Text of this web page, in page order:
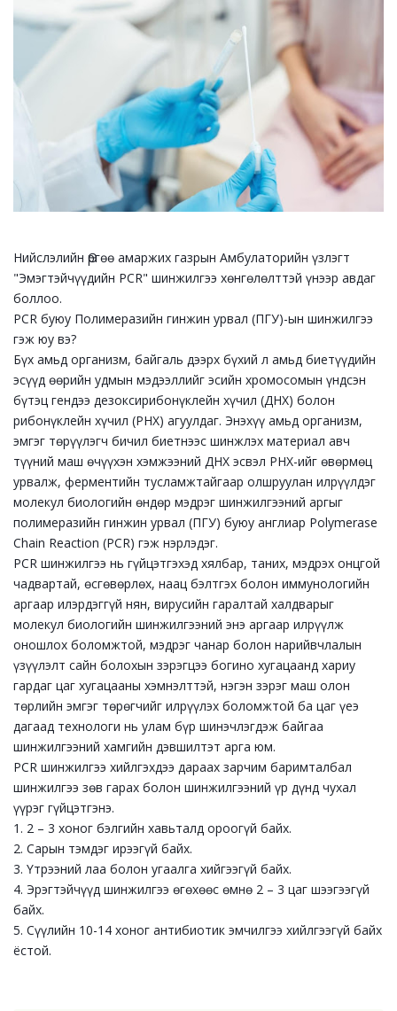
Нийслэлийн Өргөө амаржих газрын Амбулаторийн үзлэгт
"Эмэгтэйчүүдийн PCR" шинжилгээ хөнгөлөлттэй үнээр авдаг
боллоо.
PCR буюу Полимеразийн гинжин урвал (ПГУ)-ын шинжилгээ
гэж юу вэ?
Бүх амьд организм, байгаль дээрх бүхий л амьд биетүүдийн
эсүүд өөрийн удмын мэдээллийг эсийн хромосомын үндсэн
бүтэц гендээ дезоксирибонүклейн хүчил (ДНХ) болон
рибонүклейн хүчил (РНХ) агуулдаг. Энэхүү амьд организм,
эмгэг төрүүлэгч бичил биетнээс шинжлэх материал авч
түүний маш өчүүхэн хэмжээний ДНХ эсвэл РНХ-ийг өвөрмөц
урвалж, ферментийн тусламжтайгаар олшруулан илрүүлдэг
молекул биологийн өндөр мэдрэг шинжилгээний аргыг
полимеразийн гинжин урвал (ПГУ) буюу англиар Polymerase
Chain Reaction (PCR) гэж нэрлэдэг.
PCR шинжилгээ нь гүйцэтгэхэд хялбар, таних, мэдрэх онцгой
чадвартай, өсгөвөрлөх, наац бэлтгэх болон иммунологийн
аргаар илэрдэггүй нян, вирусийн гаралтай халдварыг
молекул биологийн шинжилгээний энэ аргаар илрүүлж
оношлох боломжтой, мэдрэг чанар болон нарийвчлалын
үзүүлэлт сайн болохын зэрэгцээ богино хугацаанд хариу
гардаг цаг хугацааны хэмнэлттэй, нэгэн зэрэг маш олон
төрлийн эмгэг төрөгчийг илрүүлэх боломжтой ба цаг үеэ
дагаад технологи нь улам бүр шинэчлэгдэж байгаа
шинжилгээний хамгийн дэвшилтэт арга юм.
PCR шинжилгээ хийлгэхдээ дараах зарчим баримталбал
шинжилгээ зөв гарах болон шинжилгээний үр дүнд чухал
үүрэг гүйцэтгэнэ.
1. 2 – 3 хоног бэлгийн хавьталд ороогүй байх.
2. Сарын тэмдэг ирээгүй байх.
3. Үтрээний лаа болон угаалга хийгээгүй байх.
4. Эрэгтэйчүүд шинжилгээ өгөхөөс өмнө 2 – 3 цаг шээгээгүй
байх.
5. Сүүлийн 10-14 хоног антибиотик эмчилгээ хийлгээгүй байх
ёстой.